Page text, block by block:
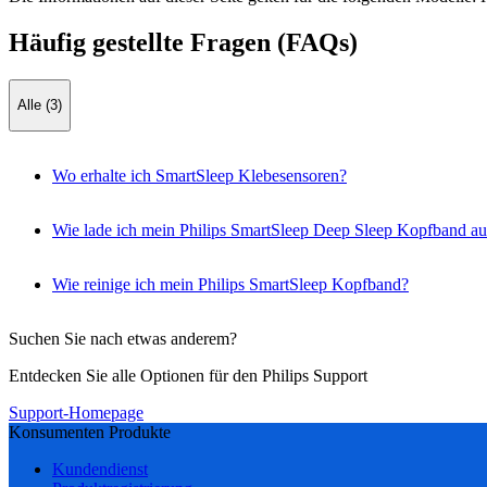
Häufig gestellte Fragen (FAQs)
Alle (3)
Wo erhalte ich SmartSleep Klebesensoren?
Wie lade ich mein Philips SmartSleep Deep Sleep Kopfband
Wie reinige ich mein Philips SmartSleep Kopfband?
Suchen Sie nach etwas anderem?
Entdecken Sie alle Optionen für den Philips Support
Support-Homepage
Konsumenten Produkte
Kundendienst